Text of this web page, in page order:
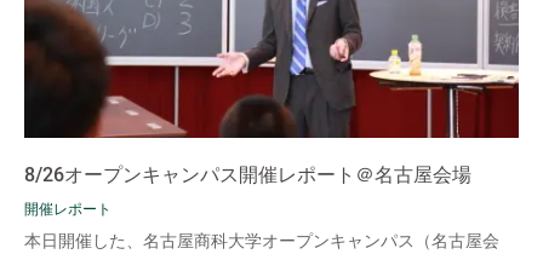
8/26オープンキャンパス開催レポート＠名古屋会場
開催レポート
本日開催した、名古屋商科大学オープンキャンパス（名古屋会